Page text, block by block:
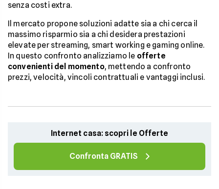
senza costi extra.
Il mercato propone soluzioni adatte sia a chi cerca il
massimo risparmio sia a chi desidera prestazioni
elevate per streaming, smart working e gaming online.
In questo confronto analizziamo le offerte
convenienti del momento, mettendo a confronto
prezzi, velocità, vincoli contrattuali e vantaggi inclusi.
Internet casa: scopri le Offerte
Confronta GRATIS